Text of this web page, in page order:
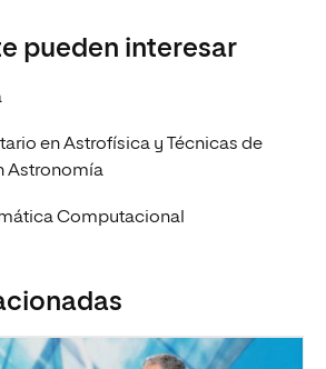
pueden interesar
en Astrofísica y Técnicas de
Astronomía
Computacional